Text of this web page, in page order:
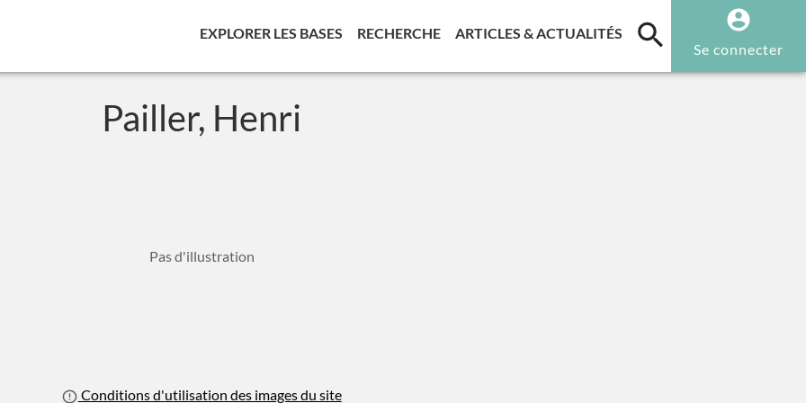
EXPLORER LES BASES (CURRENT)
RECHERCHE(CURRENT)
ARTICLES & ACTUALITÉS (CURRENT)
Se connecter
Pailler, Henri
Pas d'illustration
Conditions d'utilisation des images du site